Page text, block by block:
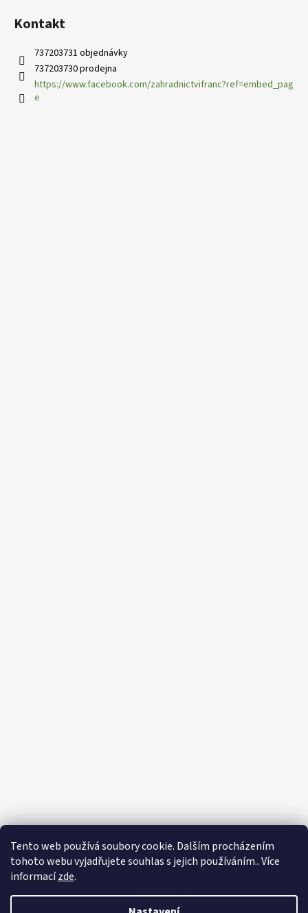
Tento web používá soubory cookie. Dalším procházením
tohoto webu vyjadřujete souhlas s jejich používáním.. Více
informacízde.
Kontakt
737203731 objednávky
737203730 prodejna
https://www.facebook.com/zahradnictvifranc?ref=embed_pag
e